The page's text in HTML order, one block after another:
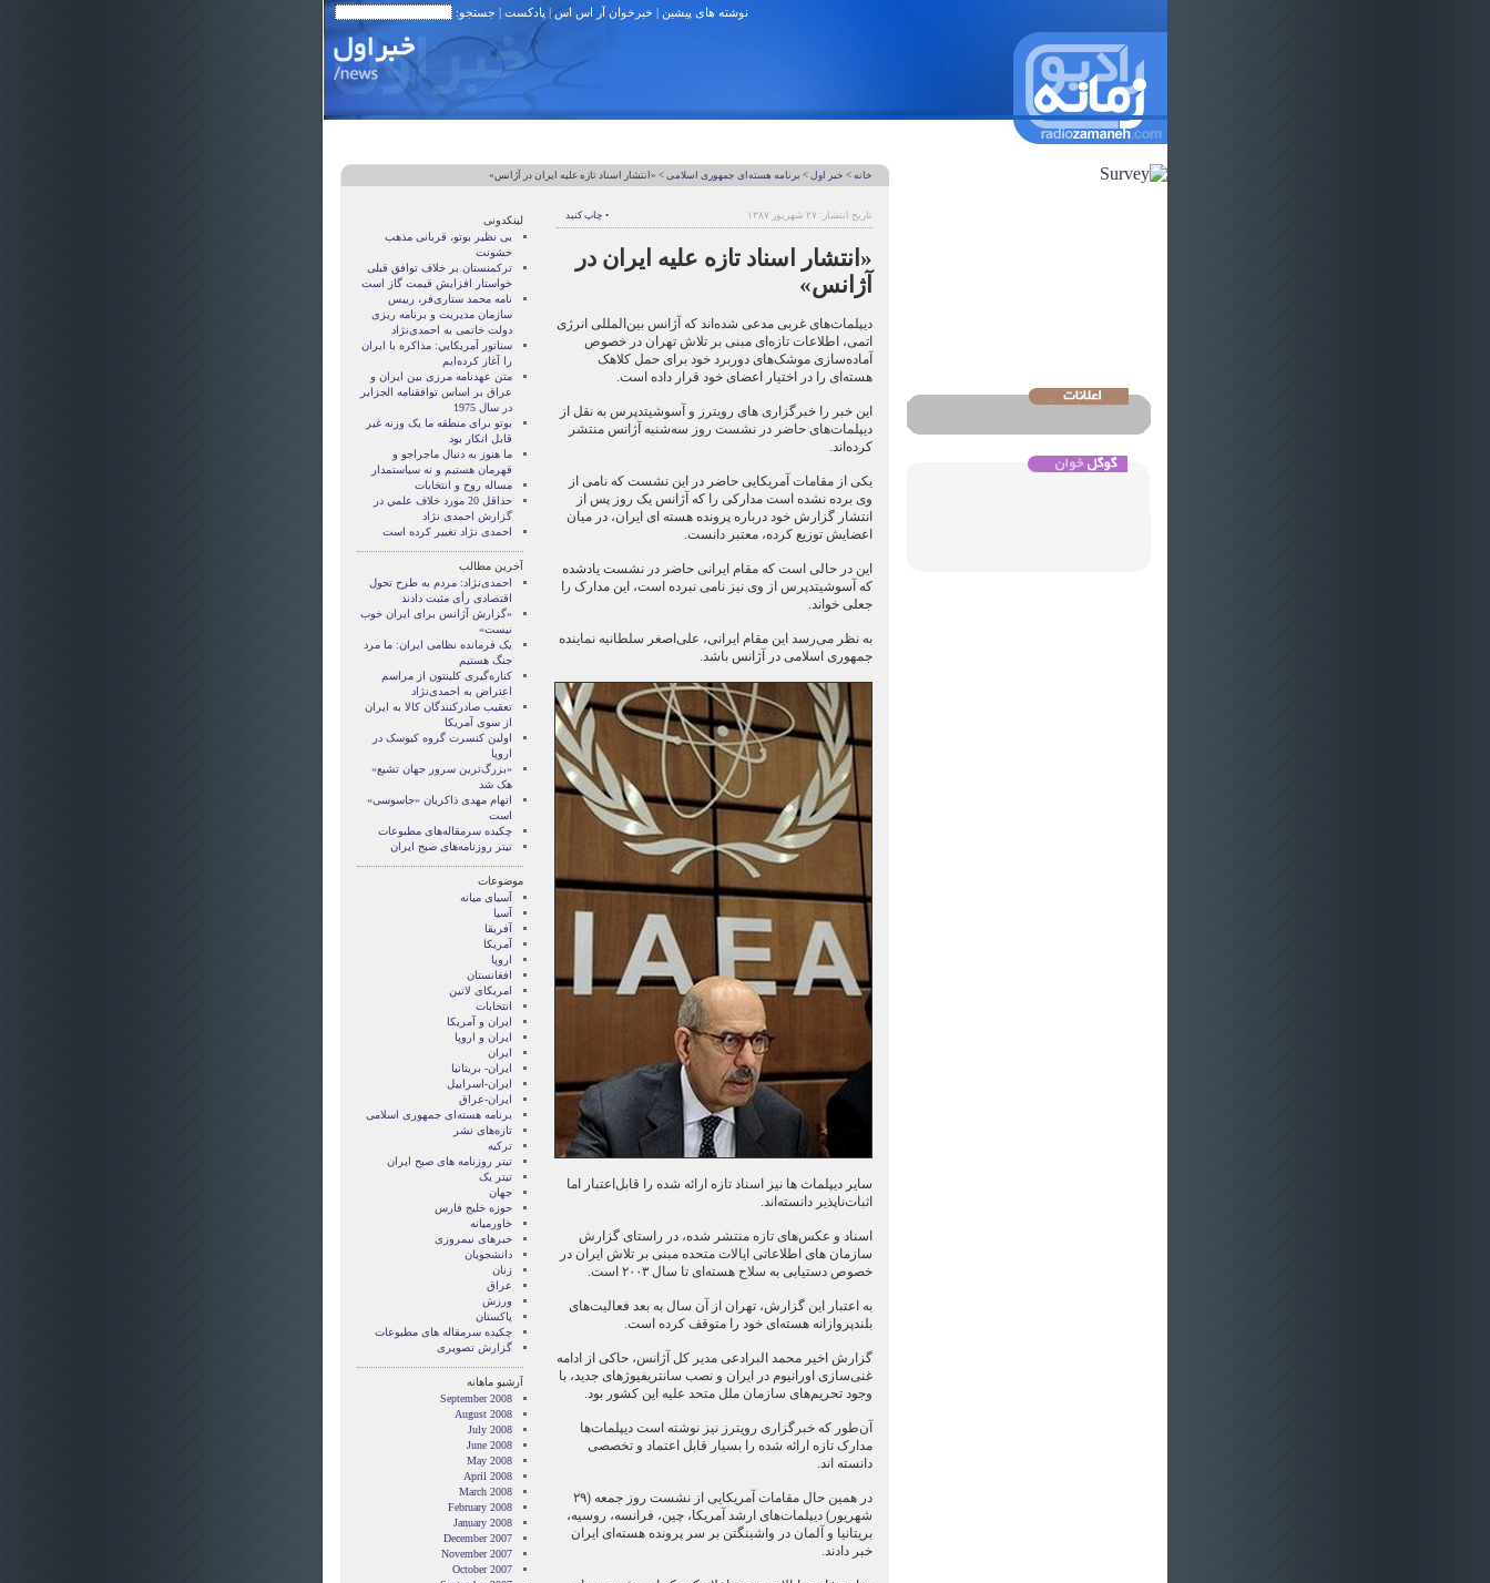
نوشته های پیشین | خبرخوان آر اس اس| پادکست | جستجو:
خانه > خبر اول > برنامه هسته‌ای جمهوری اسلامی > «انتشار اسناد تازه علیه ایران در آژانس»
تاریخ انتشار: ۲۷ شهریور ۱۳۸۷ • چاپ کنید
«انتشار اسناد تازه علیه ایران در
آژانس»
دیپلمات‌های غربی مدعی شده‌اند که آژانس بین‌المللی انرژی
اتمی، اطلاعات تازه‌ای مبنی بر تلاش تهران در خصوص
آماده‌سازی موشک‌های دوربرد خود برای حمل کلاهک
هسته‌ای را در اختیار اعضای خود قرار داده است.
این خبر را خبرگزاری های رویترز و آسوشیتدپرس به نقل از
دیپلمات‌های حاضر در نشست روز سه‌شنبه آژانس منتشر
کرده‌اند.
یکی از مقامات آمریکایی حاضر در این نشست که نامی از
وی برده نشده است مدارکی را که آژانس یک روز پس از
انتشار گزارش خود درباره پرونده هسته ای ایران، در میان
اعضایش توزیع کرده، معتبر دانست.
این در حالی است که مقام ایرانی حاضر در نشست یادشده
که آسوشیتدپرس از وی نیز نامی نبرده است، این مدارک را
جعلی خواند.
به نظر می‌رسد این مقام ایرانی، علی‌اصغر سلطانیه نماینده
جمهوری اسلامی در آژانس باشد.
سایر دیپلمات ‌ها نیز اسناد تازه ارائه شده را قابل‌اعتبار اما
اثبات‌ناپذیر دانسته‌اند.
اسناد و عکس‌های تازه منتشر شده، در راستای گزارش
سازمان های اطلاعاتی ایالات متحده مبنی بر تلاش ایران در
خصوص دستیابی به سلاح هسته‌ای تا سال ۲۰۰۳ است.
به اعتبار این گزارش، تهران از آن سال به بعد فعالیت‌های
بلندپروازانه هسته‌ای خود را متوقف کرده است.
گزارش اخیر محمد البرادعی مدیر کل آژانس، حاکی از ادامه
غنی‌سازی اورانیوم در ایران و نصب سانتریفیوژهای جدید، با
وجود تحریم‌های سازمان ملل متحد علیه این کشور بود.
آن‌طور که خبرگزاری رویترز نیز نوشته است دیپلمات‌ها
مدارک تازه ارائه شده را بسیار قابل اعتماد و تخصصی
دانسته اند.
در همین حال مقامات آمریکایی از نشست روز جمعه (۲۹
شهریور) دیپلمات‌های ارشد آمریکا، چین، فرانسه، روسیه،
بریتانیا و آلمان در واشینگتن بر سر پرونده هسته‌ای ایران
خبر دادند.
لینکدونی
بی نظیر بوتو، قربانی مذهب
خشونت
ترکمنستان بر خلاف توافق قبلی
خواستار افزایش قیمت گاز است
نامه محمد ستاری‌فر، رییس
سازمان مدیریت و برنامه ریزی
دولت خاتمی به احمدی‌نژاد
سناتور آمريکايي: مذاکره با ايران
را آغاز کرده‌ايم
متن عهدنامه مرزى بين ايران و
عراق بر اساس توافقنامه الجزاير
در سال 1975
بوتو برای منطقه ما یک وزنه غیر
قابل انکار بود
ما هنوز به دنبال ماجراجو و
قهرمان هستيم و نه سياستمدار
مساله روح و انتخابات
حداقل 20 مورد خلاف علمي در
گزارش احمدی نژاد
احمدی نژاد تغییر کرده است
آخرین مطالب
احمدی‌نژاد: مردم به طرح تحول
اقتصادی رأی مثبت دادند
«گزارش آژانس برای ایران خوب
نیست»
یک فرمانده نظامی ایران: ما مرد
جنگ هستیم
کناره‌گیری کلینتون از مراسم
اعتراض به احمدی‌نژاد
تعقیب صادرکنندگان کالا به ایران
از سوی آمریکا
اولین کنسرت گروه کیوسک در
اروپا
«بزرگ‌ترین سرور جهان تشیع»
هک شد
اتهام مهدی ذاکریان «جاسوسی»
است
چکیده سرمقاله‌های مطبوعات
تیتر روزنامه‌های صبح ایران
موضوعات
آسيای ميانه
آسیا
آفریقا
آمریکا
اروپا
افغانستان
امریکای لاتین
انتخابات
ايران و آمريکا
ايران و اروپا
ایران
ایران- بریتانیا
ایران-اسراییل
ایران-عراق
برنامه هسته‌ای جمهوری اسلامی
تازه‌های نشر
ترکیه
تیتر روزنامه های صبح ایران
تیتر یک
جهان
حوزه خلیج فارس
خاورمیانه
خبرهای نیمروزی
دانشجویان
زنان
عراق
ورزش
پاکستان
چکیده سرمقاله های مطبوعات
گزارش تصويری
آرشیو ماهانه
September 2008
August 2008
July 2008
June 2008
May 2008
April 2008
March 2008
February 2008
January 2008
December 2007
November 2007
October 2007